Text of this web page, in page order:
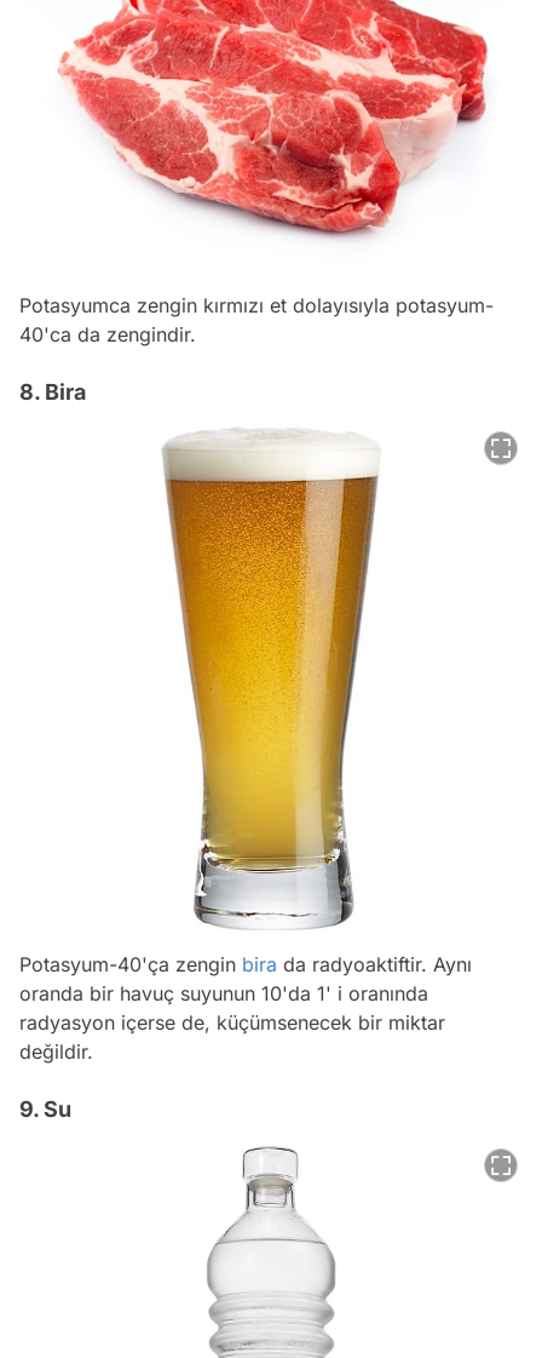
Potasyumca zengin kırmızı et dolayısıyla potasyum-
40'ca da zengindir.
8. Bira
Potasyum-40'ça zengin bira da radyoaktiftir. Aynı
oranda bir havuç suyunun 10'da 1' i oranında
radyasyon içerse de, küçümsenecek bir miktar
değildir.
9. Su